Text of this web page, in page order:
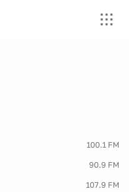
100.1 FM
90.9 FM
107.9 FM